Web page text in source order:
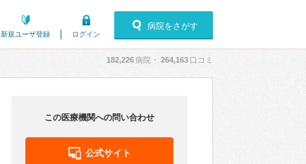
新規ユーザ登録 ログイン
病院をさがす
182,226病院・ 264,163 口コミ
この医療機関への問い合わせ
公式サイト